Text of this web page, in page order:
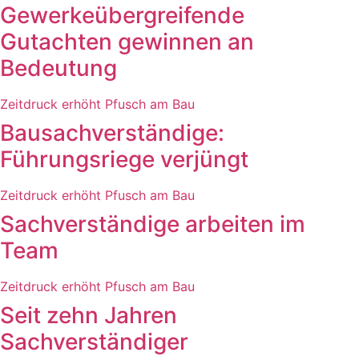
Gewerkeübergreifende
Gutachten gewinnen an
Bedeutung
Zeitdruck erhöht Pfusch am Bau
Bausachverständige:
Führungsriege verjüngt
Zeitdruck erhöht Pfusch am Bau
Sachverständige arbeiten im
Team
Zeitdruck erhöht Pfusch am Bau
Seit zehn Jahren
Sachverständiger